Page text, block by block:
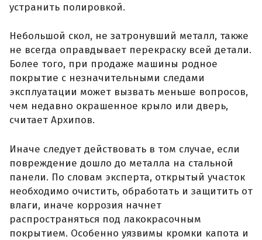
устранить полировкой.
Небольшой скол, не затронувший металл, также
не всегда оправдывает перекраску всей детали.
Более того, при продаже машины родное
покрытие с незначительными следами
эксплуатации может вызвать меньше вопросов,
чем недавно окрашенное крыло или дверь,
считает Архипов.
Иначе следует действовать в том случае, если
повреждение дошло до металла на стальной
панели. По словам эксперта, открытый участок
необходимо очистить, обработать и защитить от
влаги, иначе коррозия начнет
распространяться под лакокрасочным
покрытием. Особенно уязвимы кромки капота и